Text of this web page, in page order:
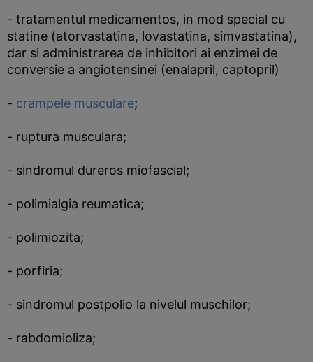
- tratamentul medicamentos, in mod special cu
statine (atorvastatina, lovastatina, simvastatina),
dar si administrarea de inhibitori ai enzimei de
conversie a angiotensinei (enalapril, captopril)
- crampele musculare;
- ruptura musculara;
- sindromul dureros miofascial;
- polimialgia reumatica;
- polimiozita;
- porfiria;
- sindromul postpolio la nivelul muschilor;
- rabdomioliza;